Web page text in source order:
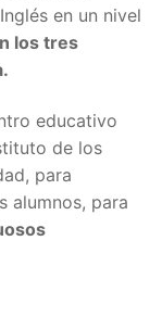
en un nivel
los tres
educativo
de los
para
alumnos, para